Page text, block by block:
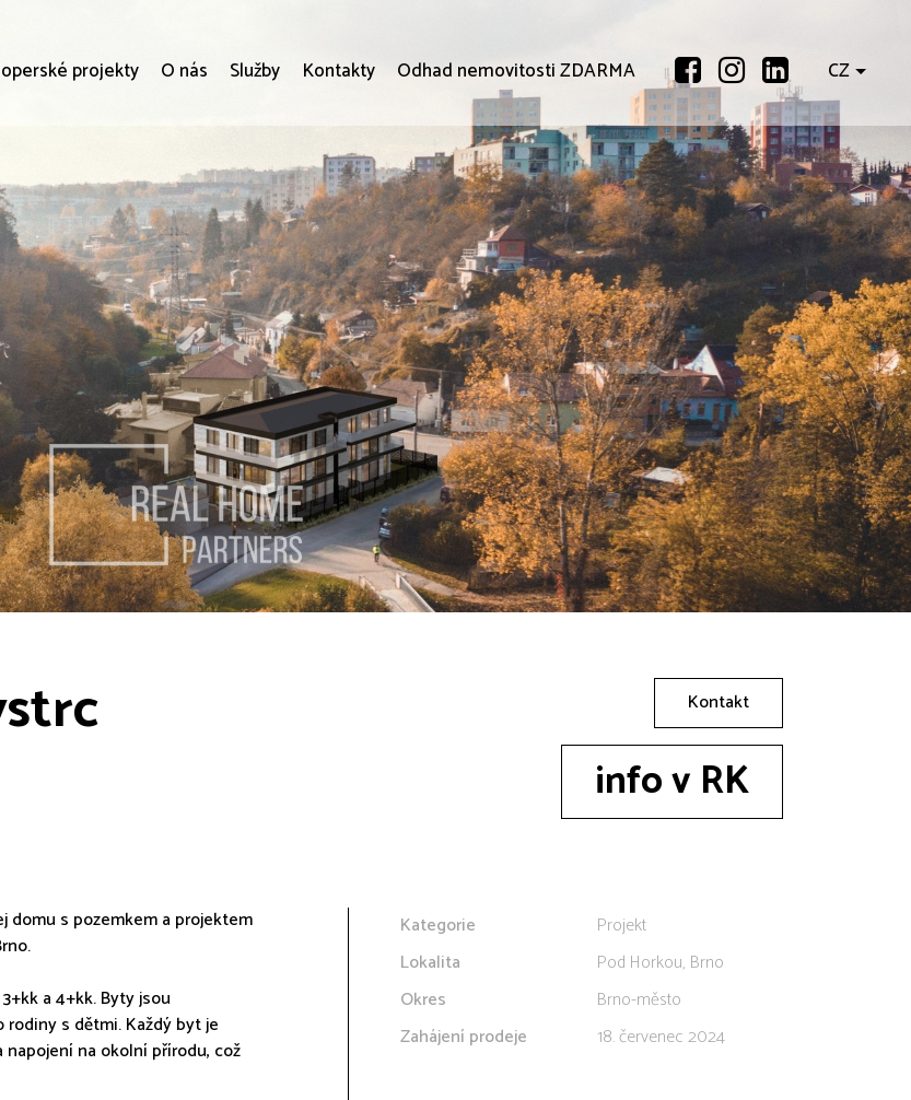
projekty O nás Služby Kontakty Odhad nemovitosti ZDARMA CZ
Kontakt
info v RK
domu s pozemkem a projektem
a 4+kk. Byty jsou
s dětmi. Každý byt je
na okolní přírodu, což
Kategorie
Projekt
Lokalita
Pod Horkou, Brno
Okres
Brno-město
Zahájení prodeje
18. červenec 2024